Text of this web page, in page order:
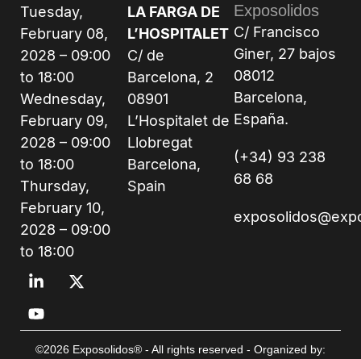
Tuesday,
February 08,
2028 – 09:00
to 18:00
Wednesday,
February 09,
2028 – 09:00
to 18:00
Thursday,
February 10,
2028 – 09:00
to 18:00
LA FARGA DE
L’HOSPITALET
C/ de
Barcelona, 2
08901
L’Hospitalet de
Llobregat
Barcelona,
Spain
Exposolidos
C/ Francisco
Giner, 27 bajos
08012
Barcelona,
España.
(+34) 93 238
68 68
©2026 Exposolidos® - All rights reserved - Organized by: